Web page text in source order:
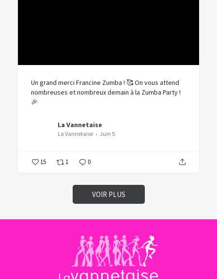
Un grand merci Francine Zumba ! 🥰 On vous attend
nombreuses et nombreux demain à la Zumba Party !
🎉
La Vannetaise
La Vannetaise Juin 5
15 1 0
VOIR PLUS